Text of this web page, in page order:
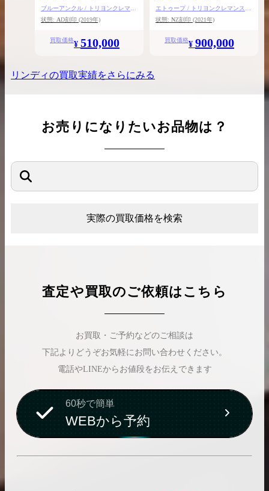
ブルーアンクル / トリヨンクレマン
ス / ゴールド金具
状態: AD刻印 (2019年)
買取価格¥ 510,000
エトゥープ / トリヨンクレマンス /
ゴールド金具
状態: NZ刻印 (2021年)
買取価格¥ 900,000
リンディの買取実績をさらにみる
お売りになりたいお品物は？
実際の買取価格を検索
査定や買取のご依頼はこちら
お買取・ご予約などのご相談は
下記よりどうぞお気軽にお問い合わせください。
電話やLINEからお値段をお伝えできます
60秒で簡単
WEBから予約